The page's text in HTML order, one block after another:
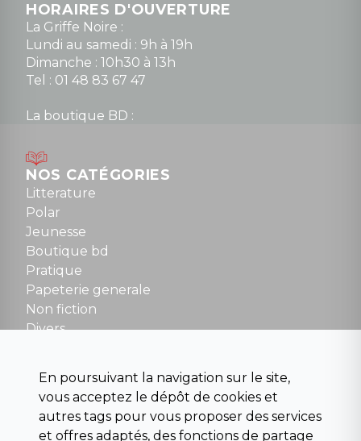
HORAIRES D'OUVERTURE
La Griffe Noire :
Lundi au samedi : 9h à 19h
Dimanche : 10h30 à 13h
Tel : 01 48 83 67 47
La boutique BD :
Mardi au samedi : 10h à 13h / 14h à 19h
Dimanche : 10h30 à 12h30
Tel : 01 48 89 13 88
Fermé le dimanche en Juillet et Août
NOUS CONTACTER
contact@la-griffe-noire.com
NOS CATÉGORIES
Litterature
Polar
Jeunesse
Boutique bd
Pratique
Papeterie generale
Non fiction
Divers
Para scolaire
Histoire
Pochoteque
En poursuivant la navigation sur le site,
vous acceptez le dépôt de cookies et
autres tags pour vous proposer des services
et offres adaptés, des fonctions de partage